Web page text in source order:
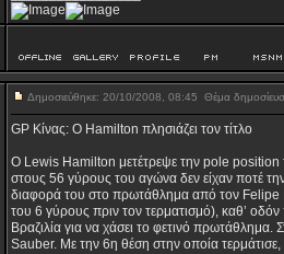
Δημοσιεύθηκε: 20/10/2008, 08:45 Θέμα
GP Κίνας: Ο Hamilton πλησιάζει τον τίτλο
O Lewis Hamilton μετέτρεψε την pole position
στους 56 γύρους του αγώνα δεν είχαν ποτέ
διαφορά του στο πρωτάθλημα από τον Felipe
του 6 γύρους πριν τον τερματισμό), καθ’
Βραζιλία για να χάσει το φετινό
Sauber. Με την 6η θέση στην οποία τερμάτισε,